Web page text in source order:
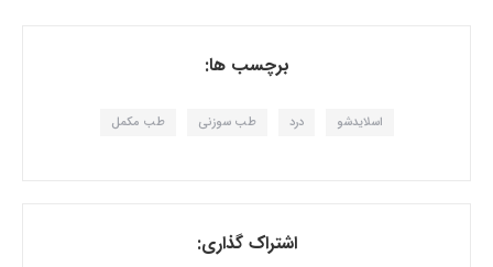
برچسب ها:
اسلایدشو درد طب سوزنی طب مکمل
اشتراک گذاری: